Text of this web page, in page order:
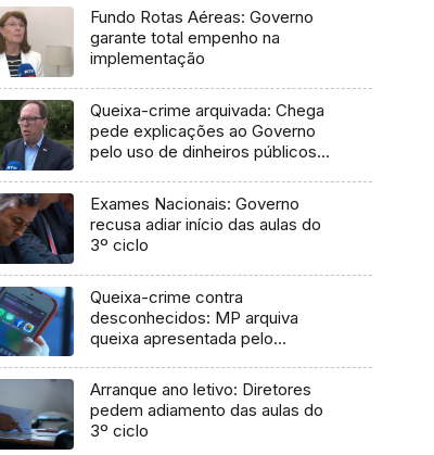
Fundo Rotas Aéreas: Governo
garante total empenho na
implementação
Queixa-crime arquivada: Chega
pede explicações ao Governo
pelo uso de dinheiros públicos
Exames Nacionais: Governo
recusa adiar início das aulas do
3º ciclo
Queixa-crime contra
desconhecidos: MP arquiva
queixa apresentada pelo
Arranque ano letivo: Diretores
pedem adiamento das aulas do
3º ciclo